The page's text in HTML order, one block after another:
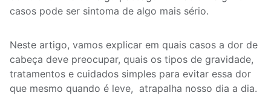
casos pode ser sintoma de algo mais sério.
Neste artigo, vamos explicar em quais casos a dor de
cabeça deve preocupar, quais os tipos de gravidade,
tratamentos e cuidados simples para evitar essa dor
que mesmo quando é leve, atrapalha nosso dia a dia.